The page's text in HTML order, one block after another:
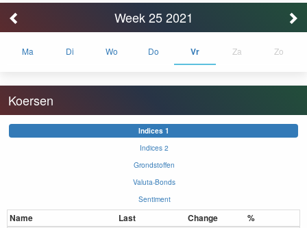
Week 25 2021
Ma Di Wo Do Vr Za Zo
Koersen
Indices 1
Indices 2
Grondstoffen
Valuta-Bonds
Sentiment
Name Last Change
%